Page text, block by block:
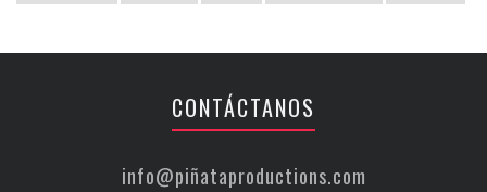
CONTÁCTANOS
info@piñataproductions.com